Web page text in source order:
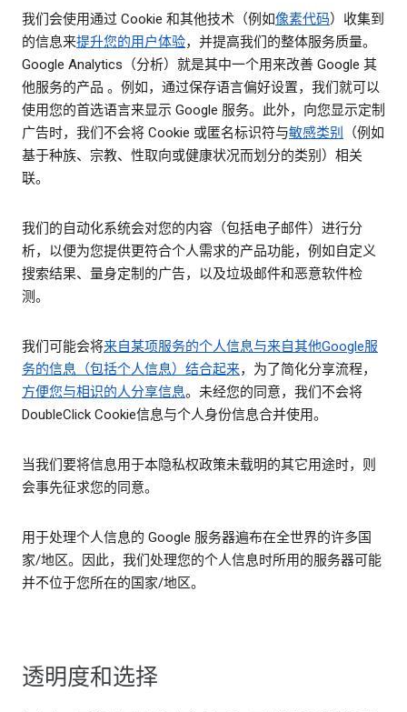
我们会使用通过 Cookie 和其他技术（例如像素代码）收集到
的信息来提升您的用户体验，并提高我们的整体服务质量。
Google Analytics（分析）就是其中一个用来改善 Google 其
他服务的产品 。例如，通过保存语言偏好设置，我们就可以
使用您的首选语言来显示 Google 服务。此外，向您显示定制
广告时，我们不会将 Cookie 或匿名标识符与敏感类别
（例如
基于种族、宗教、性取向或健康状况而划分的类别）相关
联。
我们的自动化系统会对您的内容（包括电子邮件）进行分
析，以便为您提供更符合个人需求的产品功能，例如自定义
搜索结果、量身定制的广告，以及垃圾邮件和恶意软件检
测。
我们可能会将来自某项服务的个人信息与来自其他Google服
务的信息（包括个人信息）结合起来，为了简化分享流程，
方便您与相识的人分享信息。未经您的同意，我们不会将
DoubleClick Cookie信息与个人身份信息合并使用。
当我们要将信息用于本隐私权政策未载明的其它用途时，则
会事先征求您的同意。
用于处理个人信息的 Google 服务器遍布在全世界的许多国
家/地区。因此，我们处理您的个人信息时所用的服务器可能
并不位于您所在的国家/地区。
透明度和选择